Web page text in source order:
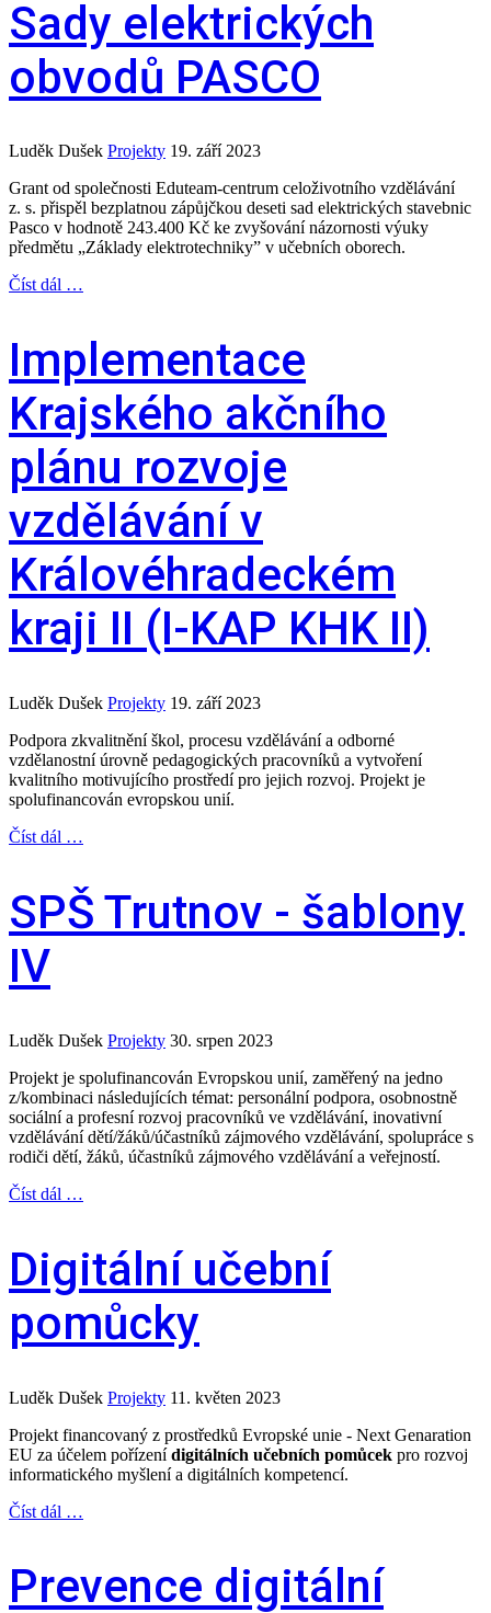
Sady elektrických
obvodů PASCO
Luděk Dušek Projekty 19. září 2023
Grant od společnosti Eduteam-centrum celoživotního vzdělávání
z. s. přispěl bezplatnou zápůjčkou deseti sad elektrických stavebnic
Pasco v hodnotě 243.400 Kč ke zvyšování názornosti výuky
předmětu „Základy elektrotechniky” v učebních oborech.
Číst dál …
Implementace
Krajského akčního
plánu rozvoje
vzdělávání v
Královéhradeckém
kraji II (I-KAP KHK II)
Luděk Dušek Projekty 19. září 2023
Podpora zkvalitnění škol, procesu vzdělávání a odborné
vzdělanostní úrovně pedagogických pracovníků a vytvoření
kvalitního motivujícího prostředí pro jejich rozvoj. Projekt je
spolufinancován evropskou unií.
Číst dál …
SPŠ Trutnov - šablony
IV
Luděk Dušek Projekty 30. srpen 2023
Projekt je spolufinancován Evropskou unií, zaměřený na jedno
z/kombinaci následujících témat: personální podpora, osobnostně
sociální a profesní rozvoj pracovníků ve vzdělávání, inovativní
vzdělávání dětí/žáků/účastníků zájmového vzdělávání, spolupráce s
rodiči dětí, žáků, účastníků zájmového vzdělávání a veřejností.
Číst dál …
Digitální učební
pomůcky
Luděk Dušek Projekty 11. květen 2023
Projekt financovaný z prostředků Evropské unie ‑ Next Genaration
EU za účelem pořízenídigitálních učebních pomůcek pro rozvoj
informatického myšlení a digitálních kompetencí.
Číst dál …
Prevence digitální